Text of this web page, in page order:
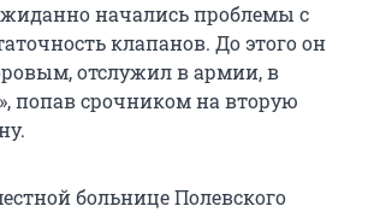
начались проблемы с
клапанов. До этого он
отслужил в армии, в
попав срочником на вторую
больнице Полевского